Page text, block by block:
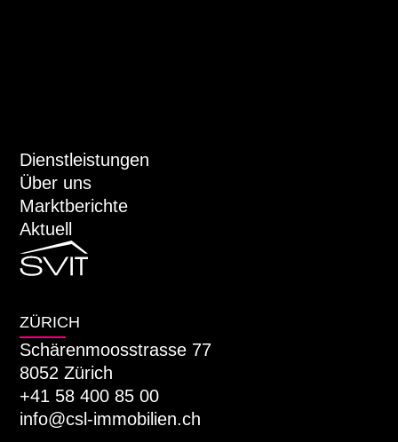
Dienstleistungen
Über uns
Marktberichte
Aktuell
ZÜRICH
Schärenmoosstrasse 77
8052 Zürich
+41 58 400 85 00
info@csl-immobilien.ch